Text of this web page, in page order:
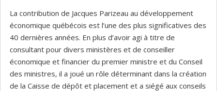
La contribution de Jacques Parizeau au développement
économique québécois est l’une des plus significatives des
40 dernières années. En plus d’avoir agi à titre de
consultant pour divers ministères et de conseiller
économique et financier du premier ministre et du Conseil
des ministres, il a joué un rôle déterminant dans la création
de la Caisse de dépôt et placement et a siégé aux conseils